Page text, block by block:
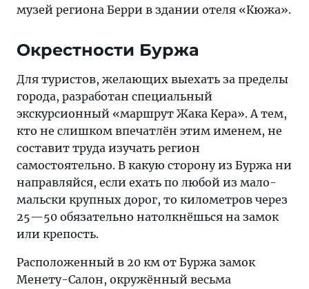
музей региона Берри в здании отеля «Кюжа».
Окрестности Буржа
Для туристов, желающих выехать за пределы
города, разработан специальный
экскурсионный «маршрут Жака Кера». А тем,
кто не слишком впечатлён этим именем, не
составит труда изучать регион
самостоятельно. В какую сторону из Буржа ни
направляйся, если ехать по любой из мало-
мальски крупных дорог, то километров через
25—50 обязательно натолкнёшься на замок
или крепость.
Расположенный в 20 км от Буржа замок
Менету-Салон, окружённый весьма